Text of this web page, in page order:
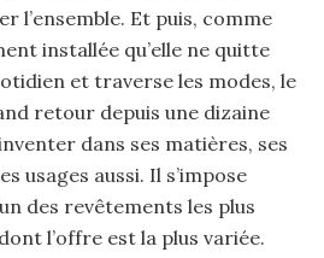
l’ensemble. Et puis, comme
installée qu’elle ne quitte
et traverse les modes, le
retour depuis une dizaine
dans ses matières, ses
usages aussi. Il s’impose
des revêtements les plus
l’offre est la plus variée.